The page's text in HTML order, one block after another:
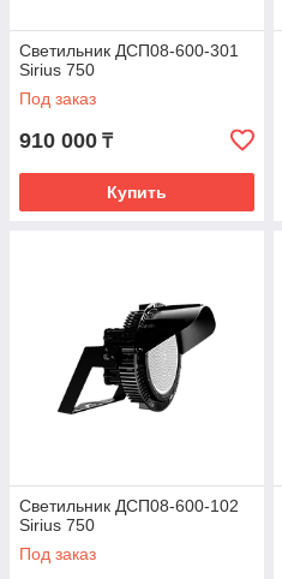
Светильник ДСП08-600-301
Sirius 750
Под заказ
910 000 ₸
Купить
Светильник ДСП08-600-102
Sirius 750
Под заказ